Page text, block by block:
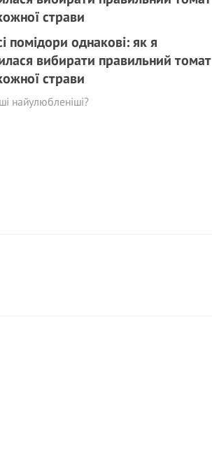
помідори однакові: як я
вибирати правильний томат
страви
найулюбленіші?